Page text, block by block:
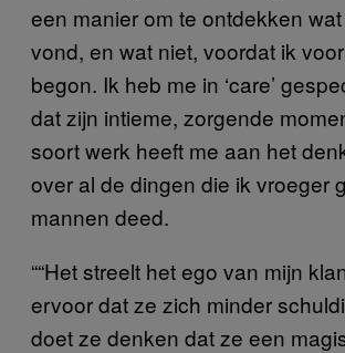
een manier om te ontdekken
vond, en wat niet, voordat ik
begon. Ik heb me in ‘care’
dat zijn intieme, zorgende
soort werk heeft me aan het
over al de dingen die ik vroeger
mannen deed.
““Het streelt het ego van mijn
ervoor dat ze zich minder
doet ze denken dat ze een